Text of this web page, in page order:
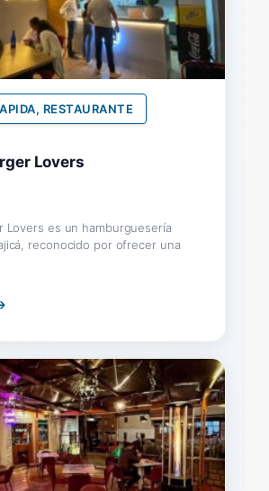
RESTAURANTE
Lovers
Lovers es un hamburguesería
reconocido por ofrecer una